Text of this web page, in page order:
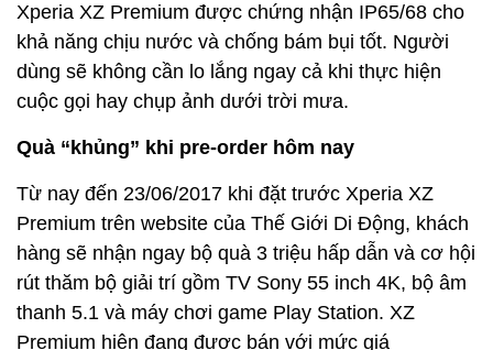
Xperia XZ Premium được chứng nhận IP65/68 cho
khả năng chịu nước và chống bám bụi tốt. Người
dùng sẽ không cần lo lắng ngay cả khi thực hiện
cuộc gọi hay chụp ảnh dưới trời mưa.
Quà “khủng” khi pre-order hôm nay
Từ nay đến 23/06/2017 khi đặt trước Xperia XZ
Premium trên website của Thế Giới Di Động, khách
hàng sẽ nhận ngay bộ quà 3 triệu hấp dẫn và cơ hội
rút thăm bộ giải trí gồm TV Sony 55 inch 4K, bộ âm
thanh 5.1 và máy chơi game Play Station. XZ
Premium hiện đang được bán với mức giá